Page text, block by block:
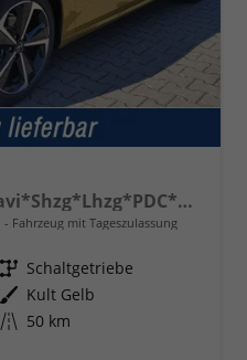
Edition Edition*LED*Navi*Shzg*Lhzg*PDC*Cam*17Zoll*
Fahrzeug mit Tageszulassung
Getriebe Schaltgetriebe
Außenfarbe Kult Gelb
Kilometerstand 50 km